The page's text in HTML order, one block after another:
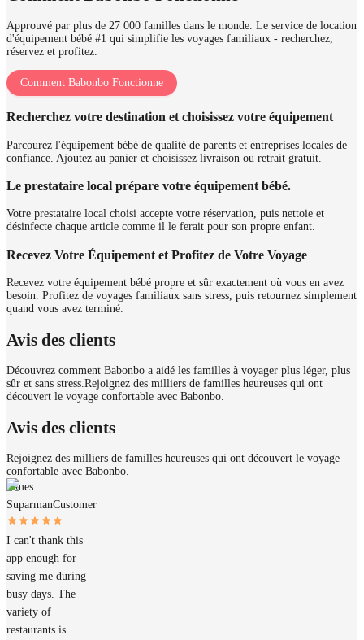
Approuvé par plus de 27 000 familles dans le monde. Le service de location
d'équipement bébé #1 qui simplifie les voyages familiaux - recherchez,
réservez et profitez.
Comment Babonbo Fonctionne
Recherchez votre destination et choisissez votre équipement
Parcourez l'équipement bébé de qualité de parents et entreprises locales de
confiance. Ajoutez au panier et choisissez livraison ou retrait gratuit.
Le prestataire local prépare votre équipement bébé.
Votre prestataire local choisi accepte votre réservation, puis nettoie et
désinfecte chaque article comme il le ferait pour son propre enfant.
Recevez Votre Équipement et Profitez de Votre Voyage
Recevez votre équipement bébé propre et sûr exactement où vous en avez
besoin. Profitez de voyages familiaux sans stress, puis retournez simplement
quand vous avez terminé.
Avis des clients
Découvrez comment Babonbo a aidé les familles à voyager plus léger, plus
sûr et sans stress.Rejoignez des milliers de familles heureuses qui ont
découvert le voyage confortable avec Babonbo.
Avis des clients
Rejoignez des milliers de familles heureuses qui ont découvert le voyage
confortable avec Babonbo.
James
SuparmanCustomer
I can't thank this
app enough for
saving me during
busy days. The
variety of
restaurants is